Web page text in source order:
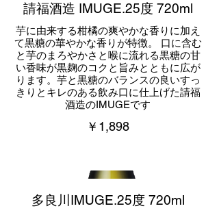
請福酒造 IMUGE.25度 720ml
芋に由来する柑橘の爽やかな香りに加え
て黒糖の華やかな香りが特徴。 口に含む
と芋のまろやかさと喉に流れる黒糖の甘
い香味が黒麹のコクと旨みとともに広が
ります。芋と黒糖のバランスの良いすっ
きりとキレのある飲み口に仕上げた請福
酒造のIMUGEです
￥1,898
多良川IMUGE.25度 720ml